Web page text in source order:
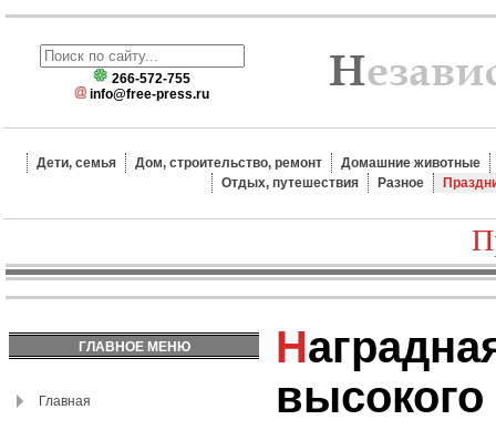
266-572-755
info@free-press.ru
Дети, семья Дом, строительство, ремонт
Домашние животные
Отдых, путешествия
Разное
ГЛАВНОЕ МЕНЮ
Главная
Наградная продукция
высокого